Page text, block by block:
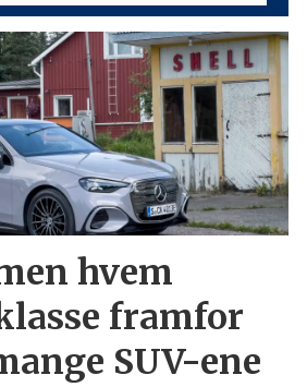
hvem
framfor
SUV-ene